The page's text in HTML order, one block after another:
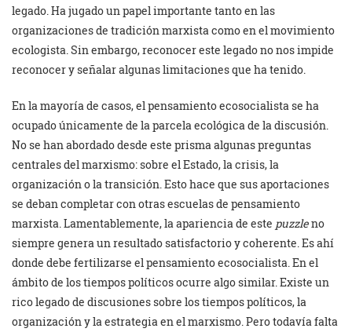
legado. Ha jugado un papel importante tanto en las
organizaciones de tradición marxista como en el movimiento
ecologista. Sin embargo, reconocer este legado no nos impide
reconocer y señalar algunas limitaciones que ha tenido.
En la mayoría de casos, el pensamiento ecosocialista se ha
ocupado únicamente de la parcela ecológica de la discusión.
No se han abordado desde este prisma algunas preguntas
centrales del marxismo: sobre el Estado, la crisis, la
organización o la transición. Esto hace que sus aportaciones
se deban completar con otras escuelas de pensamiento
marxista. Lamentablemente, la apariencia de este puzzleno
siempre genera un resultado satisfactorio y coherente. Es ahí
donde debe fertilizarse el pensamiento ecosocialista. En el
ámbito de los tiempos políticos ocurre algo similar. Existe un
rico legado de discusiones sobre los tiempos políticos, la
organización y la estrategia en el marxismo. Pero todavía falta